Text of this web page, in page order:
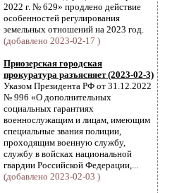
2022 г. № 629» продлено действие
особенностей регулирования
земельных отношений на 2023 год.
(добавлено 2023-02-17 )
Приозерская городская
прокуратура разъясняет (2023-02-3)
Указом Президента РФ от 31.12.2022
№ 996 «О дополнительных
социальных гарантиях
военнослужащим и лицам, имеющим
специальные звания полиции,
проходящим военную службу,
службу в войсках национальной
гвардии Российской Федерации,...
(добавлено 2023-02-03 )